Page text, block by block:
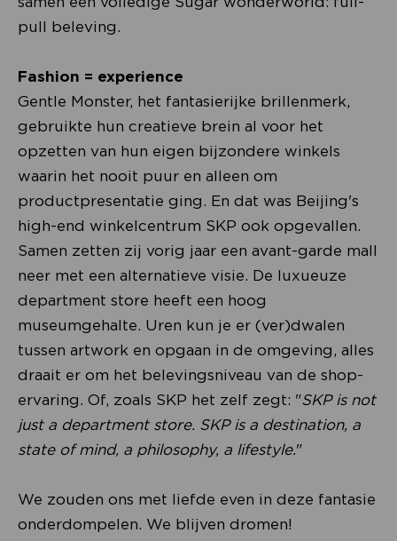
pull beleving.
Fashion = experience
Gentle Monster, het fantasierijke brillenmerk,
gebruikte hun creatieve brein al voor het
opzetten van hun eigen bijzondere winkels
waarin het nooit puur en alleen om
productpresentatie ging. En dat was Beijing's
high-end winkelcentrum SKP ook opgevallen.
Samen zetten zij vorig jaar een avant-garde mall
neer met een alternatieve visie. De luxueuze
department store heeft een hoog
museumgehalte. Uren kun je er (ver)dwalen
tussen artwork en opgaan in de omgeving, alles
draait er om het belevingsniveau van de shop-
ervaring. Of, zoals SKP het zelf zegt: "SKP is not
just a department store. SKP is a destination, a
state of mind, a philosophy, a lifestyle."
We zouden ons met liefde even in deze fantasie
onderdompelen. We blijven dromen!